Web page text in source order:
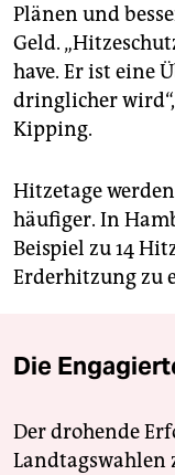
Plänen und
Geld.
have. Er ist eine
dringlicher
Kipping.
Hitzetage
häufiger. In
Beispiel zu 14
Erderhitzung zu
Die
Der drohende
Landtagswahlen